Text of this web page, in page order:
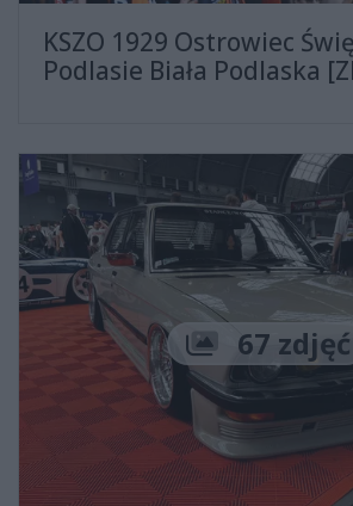
KSZO 1929 Ostrowiec
Podlasie Biała Podlaska
Liczba
67 zdjęć